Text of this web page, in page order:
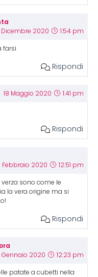
Dicembre 2020 1:54 pm
farsi
Rispondi
18 Maggio 2020 1:41 pm
Rispondi
Febbraio 2020 12:51 pm
sono come le
la vera origine ma si
Rispondi
Gennaio 2020 12:23 pm
patate a cubetti nella